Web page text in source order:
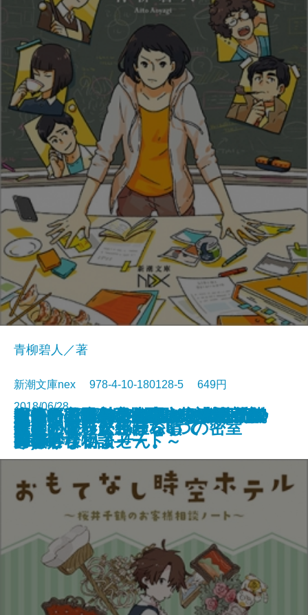
首無館の殺人
火焔の凶器―天久鷹央の事件カル
テ―
ところで死神は何処から来たので
しょう？
R.E.D. 警察庁特殊防犯対策官室
ACTIII
鍵のかかった部屋 5つの密室
ケーキ王子の名推理(スペシャリ
テ)3
マリー・アントワネットの日記
Rose
マリー・アントワネットの日記
Bleu
だから見るなといったのに―九つ
の奇妙な物語―
猫河原家の人びと―一家全員、名
探偵―
青柳碧人／著
新潮文庫nex 978-4-10-180128-5 649円
2018/06/28
文庫電子書籍あり
おもてなし時空ホテル～桜井千鶴
のお客様相談ノート～
探偵AIのリアル・ディープラーニ
ング
時は止まったふりをして
一生に一度のこの恋にタネも仕掛
けもございません。
忘霊トランクルーム
カカノムモノ2―思い出を奪った
男―
R.E.D. 警察庁特殊防犯対策官室
ACTII
僕らの世界が終わる頃
夜空の呪いに色はない
断片のアリス